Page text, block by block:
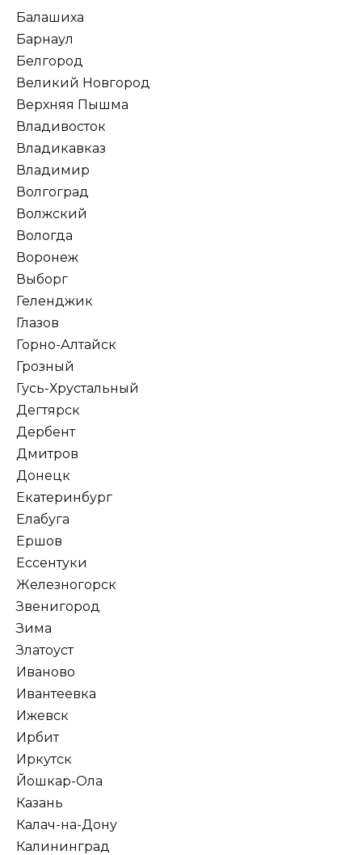
Балашиха
Барнаул
Белгород
Великий Новгород
Верхняя Пышма
Владивосток
Владикавказ
Владимир
Волгоград
Волжский
Вологда
Воронеж
Выборг
Геленджик
Глазов
Горно-Алтайск
Грозный
Гусь-Хрустальный
Дегтярск
Дербент
Дмитров
Донецк
Екатеринбург
Елабуга
Ершов
Ессентуки
Железногорск
Звенигород
Зима
Златоуст
Иваново
Ивантеевка
Ижевск
Ирбит
Иркутск
Йошкар-Ола
Казань
Калач-на-Дону
Калининград